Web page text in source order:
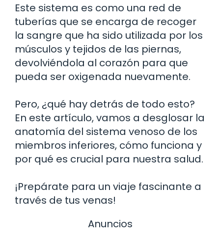
Este sistema es como una red de
tuberías que se encarga de recoger
la sangre que ha sido utilizada por los
músculos y tejidos de las piernas,
devolviéndola al corazón para que
pueda ser oxigenada nuevamente.
Pero, ¿qué hay detrás de todo esto?
En este artículo, vamos a desglosar la
anatomía del sistema venoso de los
miembros inferiores, cómo funciona y
por qué es crucial para nuestra salud.
¡Prepárate para un viaje fascinante a
través de tus venas!
Anuncios